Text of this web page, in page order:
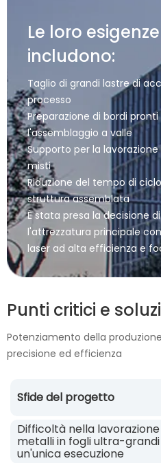
Le loro
includono:
Taglio di grandi lastre di
processo
Preparazione di bordi
l'assemblaggio a valle
Supporto per la
misti
Riduzione del tempo di
struttura assemblata
È stata presa la decisione
l'attrezzatura principale
laser ad alta efficienza e
Punti critici e
Potenziamento della
precisione ed efficienza
Sfide del progetto
Difficoltà nella
metalli in fogli ultra-
un'unica esecuzione